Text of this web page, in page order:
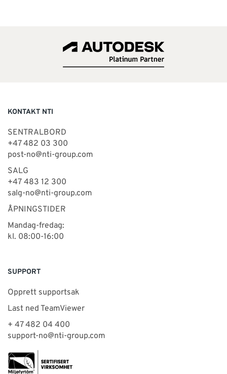
KONTAKT NTI
SENTRALBORD
+47 482 03 300
post-no@nti-group.com
SALG
+47 483 12 300
salg-no@nti-group.com
ÅPNINGSTIDER
Mandag-fredag:
kl. 08:00-16:00
SUPPORT
Opprett supportsak
Last ned TeamViewer
+ 47 482 04 400
support-no@nti-group.com